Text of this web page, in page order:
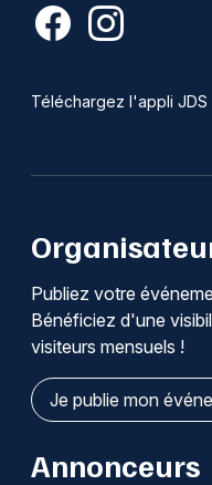
Téléchargez l'appli JDS
Publiez votre
Bénéficiez d'une
visiteurs mensuels !
Je publie mon
Annonceurs